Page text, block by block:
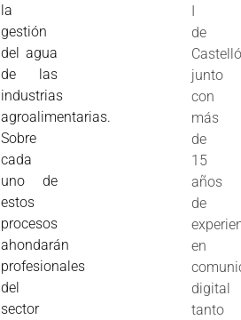
la
gestión
del agua
de las
industrias
agroalimentarias.
Sobre
cada
uno de
estos
procesos
ahondarán
profesionales
del
sector
I
de
junto
con
más
de
15
años
de
en
digital
tanto